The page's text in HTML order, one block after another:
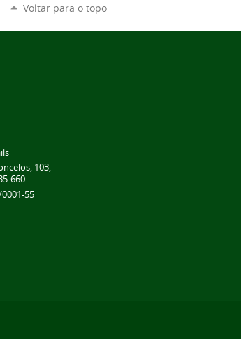
Voltar para o topo
103,
660
0001-55